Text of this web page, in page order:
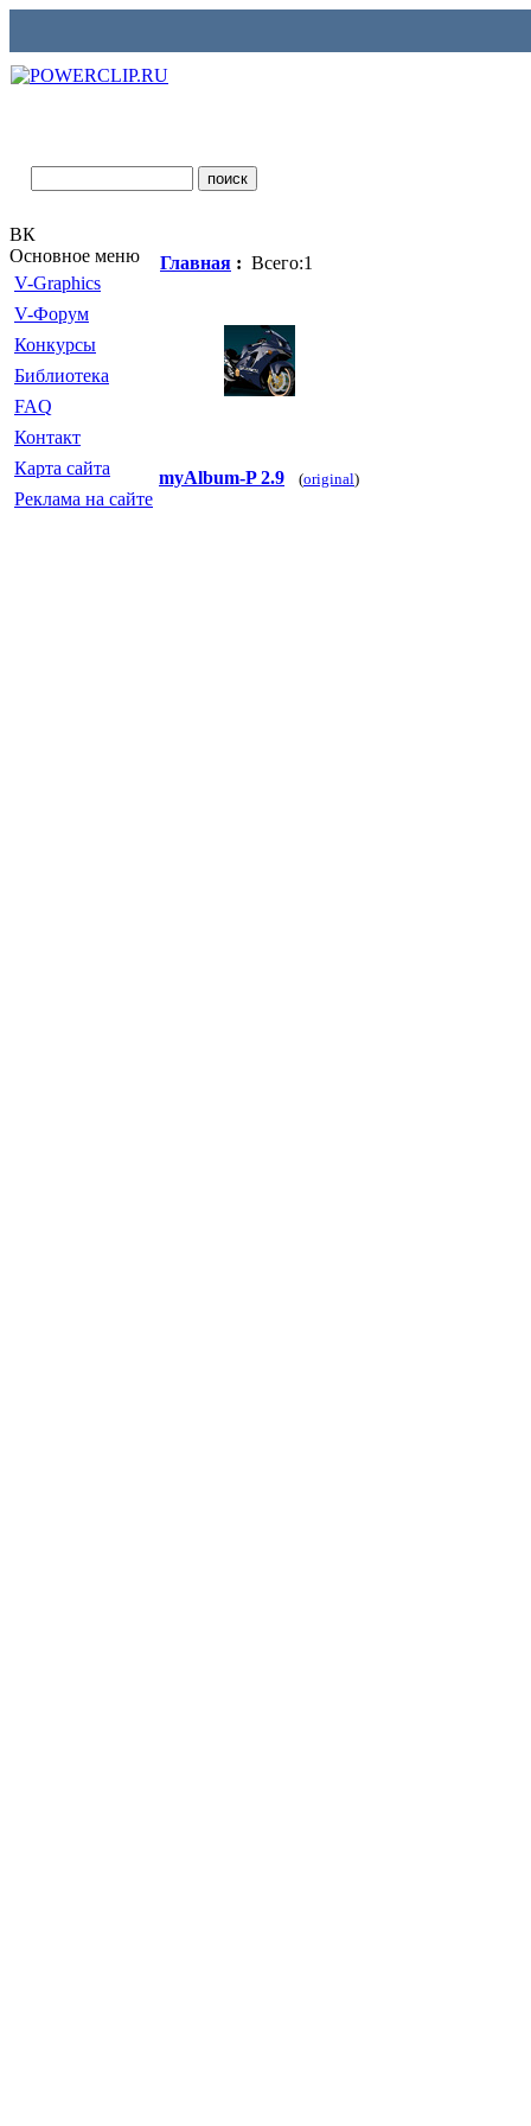
ВК
Основное меню
V-Graphics
V-Форум
Конкурсы
Библиотека
FAQ
Контакт
Карта сайта
Реклама на сайте
Главная : Всего:1
myAlbum-P 2.9 (original)